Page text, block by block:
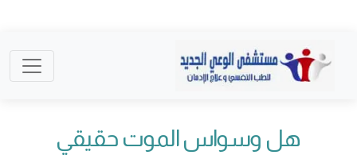
هل وسواس الموت حقيقي